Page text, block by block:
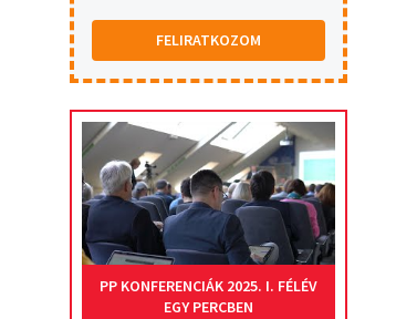
FELIRATKOZOM
PP KONFERENCIÁK 2025. I. FÉLÉV
EGY PERCBEN